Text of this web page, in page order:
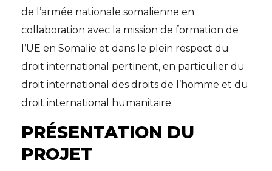
de l’armée nationale somalienne en
collaboration avec la mission de formation de
l’UE en Somalie et dans le plein respect du
droit international pertinent, en particulier du
droit international des droits de l’homme et du
droit international humanitaire.
PRÉSENTATION DU
PROJET